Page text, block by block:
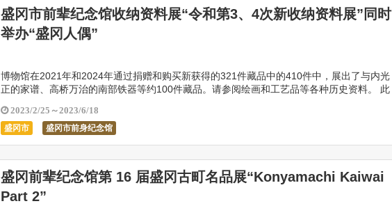
盛冈市前辈纪念馆收纳资料展“令和第3、4次新收纳资料展”同时
举办“盛冈人偶”
博物馆在2021年和2024年通过捐赠和购买新获得的321件藏品中的410件中，展出了与内光
正的家谱、高桥万治的南部铁器等约100件藏品。请参阅绘画和工艺品等各种历史资料。 此
2023/2/25～2023/6/18
盛冈市 盛冈市前身纪念馆
盛冈前辈纪念馆第 16 届盛冈古町名品展“Konyamachi Kaiwai
Part 2”